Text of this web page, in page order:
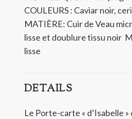
COULEURS : Caviar noir,
MATIÈRE: Cuir de Veau
lisse et doublure tissu noir
lisse
DETAILS
Le Porte-carte « d’Isabelle »